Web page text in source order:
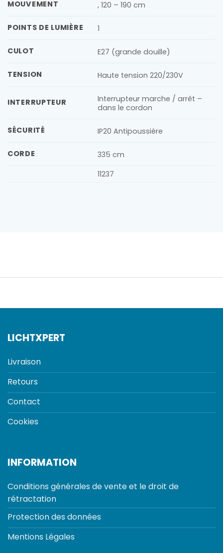
MOUVEMENT , 120 – 190 cm
POINTS DE LUMIÈRE 1
CULOT E27 (grande douille)
TENSION Haute tension 220/230V
INTERRUPTEUR
Interrupteur marche / arrêt –
dans le cordon
SÉCURITÉ IP20 Antipoussière
CORDE
335 cm
11237
LICHTXPERT
Livraison
Retours
Contact
Cookies
INFORMATION
Conditions générales de vente et le droit de
rétractation
Protection des données
Mentions Légales